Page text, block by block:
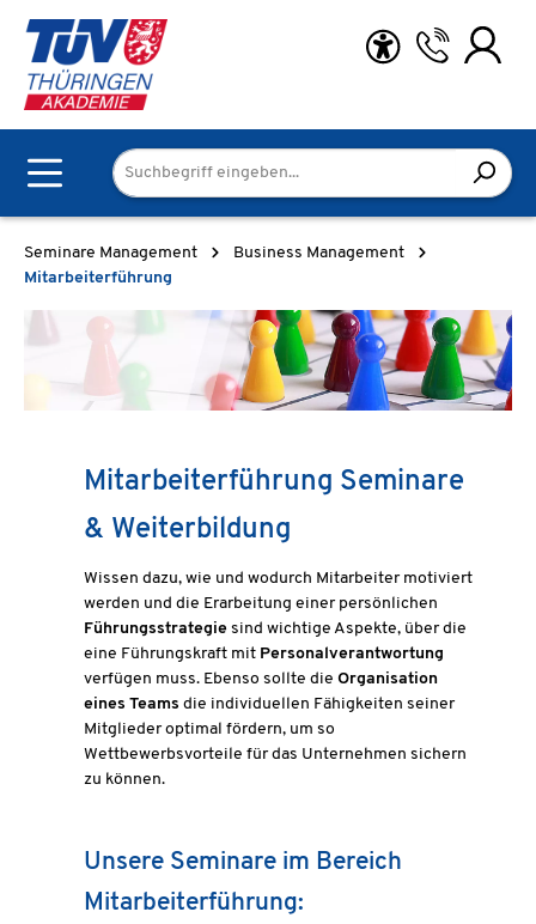
Zum Hauptinhalt springen
Seminare Management
Business Management
Mitarbeiterführung
Mitarbeiterführung Seminare
& Weiterbildung
Wissen dazu, wie und wodurch Mitarbeiter motiviert
werden und die Erarbeitung einer persönlichen
Führungsstrategie sind wichtige Aspekte, über die
eine Führungskraft mit Personalverantwortung
verfügen muss. Ebenso sollte die Organisation
eines Teams die individuellen Fähigkeiten seiner
Mitglieder optimal fördern, um so
Wettbewerbsvorteile für das Unternehmen sichern
zu können.
Unsere Seminare im Bereich
Mitarbeiterführung: